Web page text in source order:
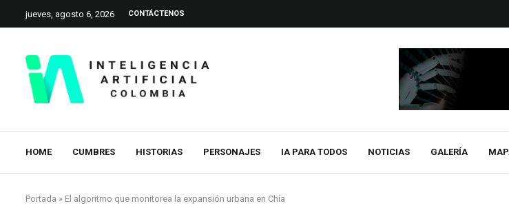
jueves, agosto 6, 2026 CONTÁCTENOS
HOME CUMBRES HISTORIAS PERSONAJES IA PARA TODOS NOTICIAS GALERÍA
Portada » El algoritmo que monitorea la expansión urbana en Chía